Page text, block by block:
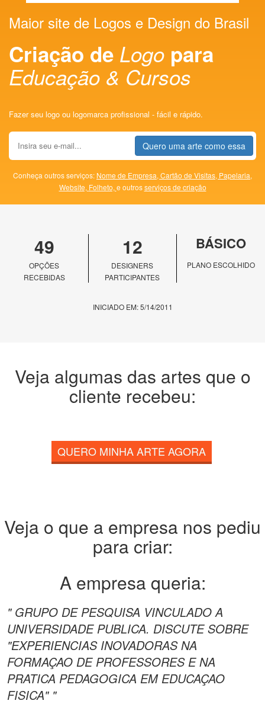
Maior site de Logos e Design do Brasil
Criação de Logo para
Educação & Cursos
Fazer seu logo ou logomarca profissional - fácil e rápido.
Quero uma arte como essa
Conheça outros serviços: Nome de Empresa, Cartão de Visitas, Papelaria,
Website, Folheto, e outrosserviços de criação
49
OPÇÕES
RECEBIDAS
12
DESIGNERS
PARTICIPANTES
BÁSICO
PLANO ESCOLHIDO
INICIADO EM: 5/14/2011
Veja algumas das artes que o
cliente recebeu:
QUERO MINHA ARTE AGORA
Veja o que a empresa nos pediu
para criar:
A empresa queria:
" GRUPO DE PESQUISA VINCULADO A
UNIVERSIDADE PUBLICA. DISCUTE SOBRE
"EXPERIENCIAS INOVADORAS NA
FORMAÇAO DE PROFESSORES E NA
PRATICA PEDAGOGICA EM EDUCAÇAO
FISICA" "